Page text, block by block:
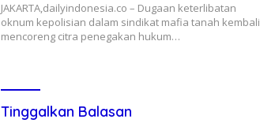
JAKARTA,dailyindonesia.co – Dugaan keterlibatan
oknum kepolisian dalam sindikat mafia tanah kembali
mencoreng citra penegakan hukum…
Tinggalkan Balasan